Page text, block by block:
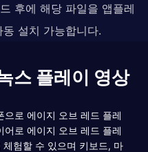
후에 해당 파일을 앱플레
설치 가능합니다.
스 플레이 영상
로 에이지 오브 레드 플레
어로 에이지 오브 레드 플레
험할 수 있으며 키보드, 마